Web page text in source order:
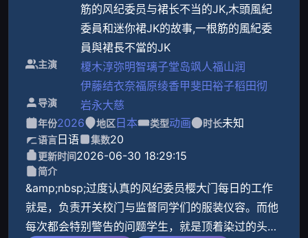
筋的风纪委员与裙长不当的JK,木頭風紀
委員和迷你裙JK的故事,一根筋的風紀委
員與裙長不當的JK
主演 榎木淳弥明智璃子堂岛飒人福山润
伊藤结衣奈福原绫香甲斐田裕子稻田彻
导演 岩永大慈
年份2026 地区 日本 类型动画 时长未知
语言日语 集数20
更新时间2026-06-30 18:29:15
简介
&amp;nbsp;过度认真的风纪委员樱大门每日的工作
就是，负责开关校门与监督同学们的服装仪容。而他
每次都会特别警告的问题学生，就是顶着染过的头